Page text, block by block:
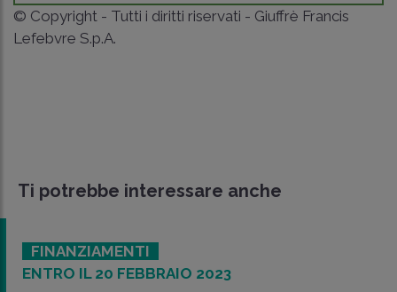
© Copyright - Tutti i diritti riservati - Giuffrè Francis
Lefebvre S.p.A.
Ti potrebbe interessare anche
FINANZIAMENTI
ENTRO IL 20 FEBBRAIO 2023